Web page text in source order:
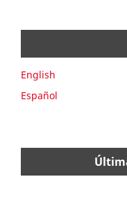
English
Español